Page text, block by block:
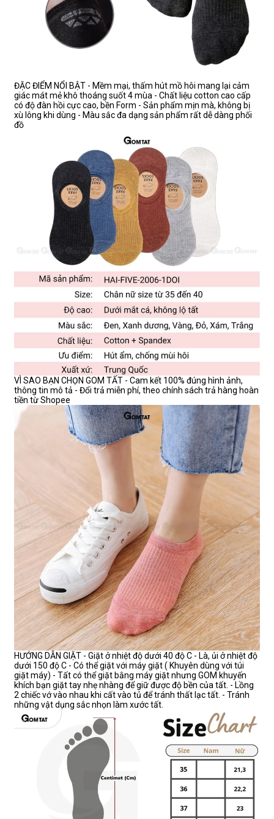
ĐẶC ĐIỂM NỔI BẬT - Mềm mại, thấm hút mồ hôi mang lại cảm
giác mát mẻ khô thoáng suốt 4 mùa - Chất liệu cotton cao cấp
có độ đàn hồi cực cao, bền Form - Sản phẩm mịn mà, không bị
xù lông khi dùng - Màu sắc đa dạng sản phẩm rất dễ dàng phối
đồ
VÌ SAO BẠN CHỌN GOM TẤT - Cam kết 100% đúng hình ảnh,
thông tin mô tả - Đổi trả miễn phí, theo chính sách trả hàng hoàn
tiền từ Shopee
HƯỚNG DẪN GIẶT - Giặt ở nhiệt độ dưới 40 độ C - Là, ủi ở nhiệt độ
dưới 150 độ C - Có thể giặt với máy giặt ( Khuyên dùng với túi
giặt máy) - Tất có thể giặt bằng máy giặt nhưng GOM khuyến
khích bạn giặt tay nhẹ nhàng để giữ được độ bền của tất. - Lồng
2 chiếc vớ vào nhau khi cất vào tủ để tránh thất lạc tất. - Tránh
những vật dụng sắc nhọn làm xước tất.